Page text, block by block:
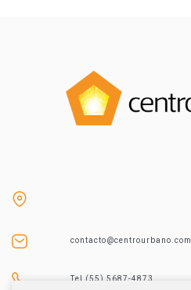
contacto@centrourbano.com
Tel (55) 5687-4873